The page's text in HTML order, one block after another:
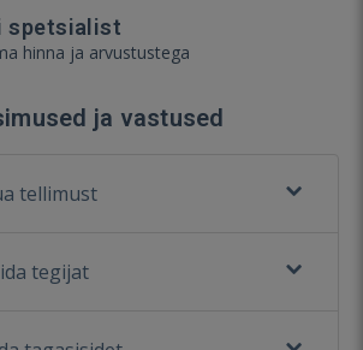
spetsialist
hinna ja arvustustega
ja vastused
tellimust
tegijat